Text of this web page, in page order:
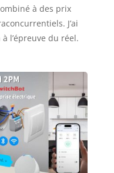
à des prix
J’ai
l’épreuve du réel.